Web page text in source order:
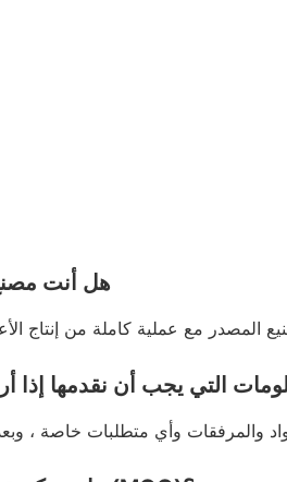
هل أنت
التي يجب أن نقدمها إذا